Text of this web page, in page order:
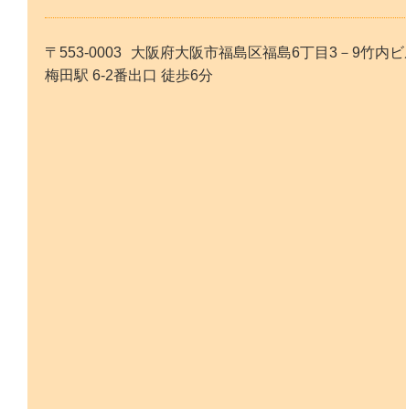
〒553-0003
大阪府大阪市福島区福島6丁目3－9竹内
梅田駅 6-2番出口 徒歩6分